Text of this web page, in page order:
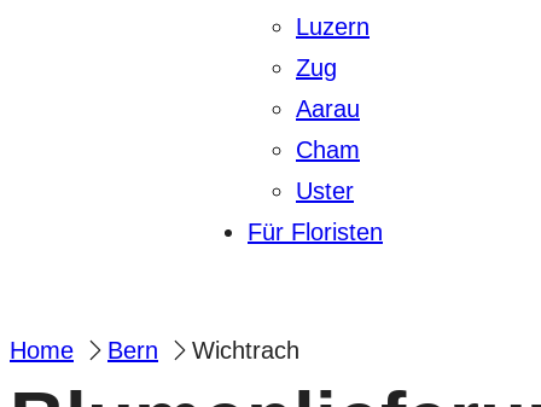
Luzern
Zug
Aarau
Cham
Uster
Für Floristen
Home Bern Wichtrach